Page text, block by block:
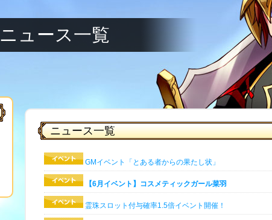
ニュース一覧
師団ランキング
ニュース一覧
GMイベント「とある者からの果たし状」
【6月イベント】コスメティックガール菜羽
霊珠スロット付与確率1.5倍イベント開催！